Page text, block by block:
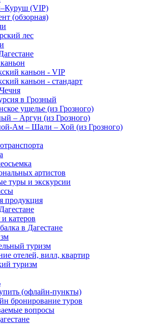
(VIP)
(обзорная)
лес
каньон - VIP
каньон - стандарт
в Грозный
ущелье (из Грозного)
– Аргун (из Грозного)
Ам – Шали – Хой (из Грозного)
артистов
туры и экскурсии
продукция
катеров
в Дагестане
туризм
отелей, вилл, квартир
туризм
(офлайн-пункты)
бронирование туров
вопросы